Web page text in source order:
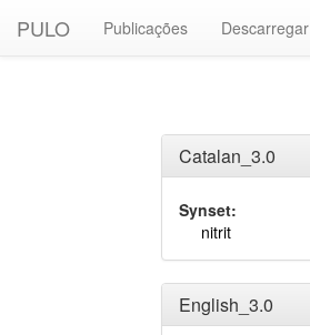
PULO Publicações Descarregar
Catalan_3.0
Synset:
nitrit
English_3.0